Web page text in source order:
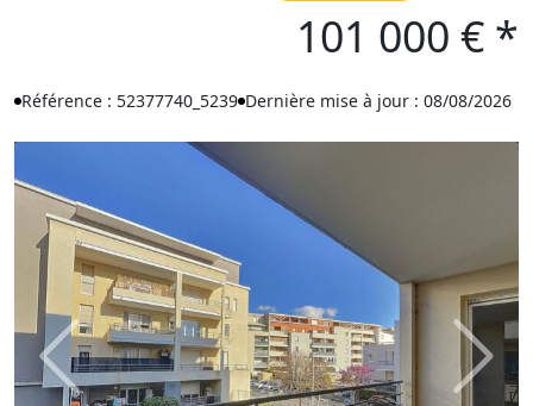
101 000 € *
Référence : 52377740_5239 Dernière mise à jour : 08/08/2026
Previous Next